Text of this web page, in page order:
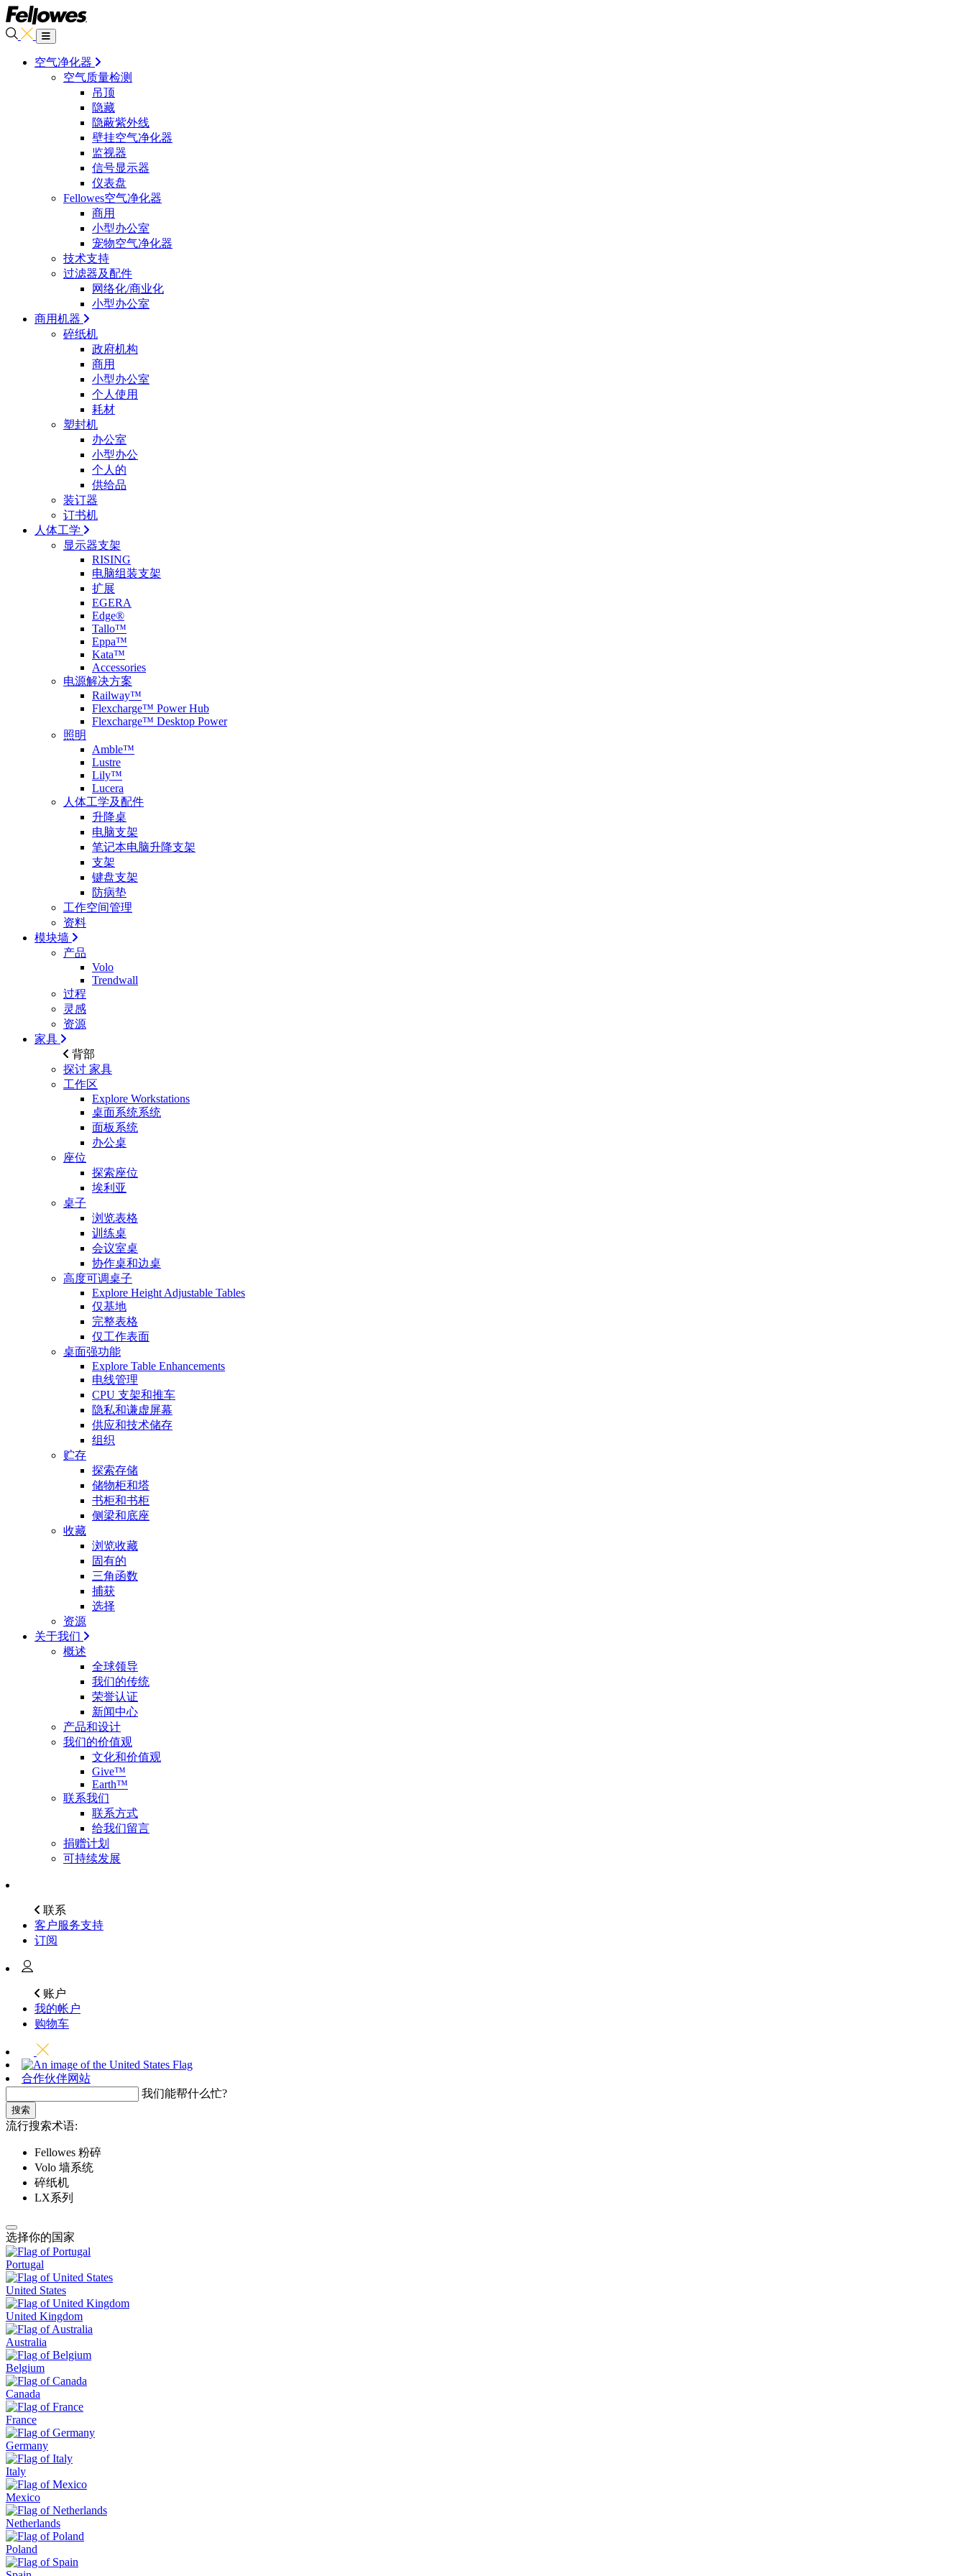
空气净化器
空气质量检测
吊顶
隐藏
隐蔽紫外线
壁挂空气净化器
监视器
信号显示器
仪表盘
Fellowes空气净化器
商用
小型办公室
宠物空气净化器
技术支持
过滤器及配件
网络化/商业化
小型办公室
商用机器
碎纸机
政府机构
商用
小型办公室
个人使用
耗材
塑封机
办公室
小型办公
个人的
供给品
装订器
订书机
人体工学
显示器支架
RISING
电脑组装支架
扩展
EGERA
Edge®
Tallo™
Eppa™
Kata™
Accessories
电源解决方案
Railway™
Flexcharge™ Power Hub
Flexcharge™ Desktop Power
照明
Amble™
Lustre
Lily™
Lucera
人体工学及配件
升降桌
电脑支架
笔记本电脑升降支架
支架
键盘支架
防病垫
工作空间管理
资料
模块墙
产品
Volo
Trendwall
过程
灵感
资源
家具
背部
探讨 家具
工作区
Explore Workstations
桌面系统系统
面板系统
办公桌
座位
探索座位
埃利亚
桌子
浏览表格
训练桌
会议室桌
协作桌和边桌
高度可调桌子
Explore Height Adjustable Tables
仅基地
完整表格
仅工作表面
桌面强功能
Explore Table Enhancements
电线管理
CPU 支架和推车
隐私和谦虚屏幕
供应和技术储存
组织
贮存
探索存储
储物柜和塔
书柜和书柜
侧梁和底座
收藏
浏览收藏
固有的
三角函数
捕获
选择
资源
关于我们
概述
全球领导
我们的传统
荣誉认证
新闻中心
产品和设计
我们的价值观
文化和价值观
Give™
Earth™
联系我们
联系方式
给我们留言
捐赠计划
可持续发展
联系
客户服务支持
订阅
账户
我的帐户
购物车
合作伙伴网站
我们能帮什么忙?
搜索
流行搜索术语:
Fellowes 粉碎
Volo 墙系统
碎纸机
LX系列
选择你的国家
Portugal
United States
United Kingdom
Australia
Belgium
Canada
France
Germany
Italy
Mexico
Netherlands
Poland